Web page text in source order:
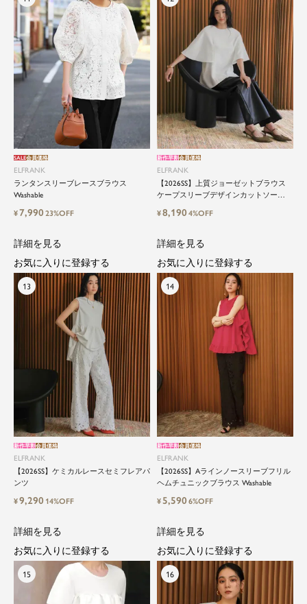
ELFRANK
ランタンスリーブレースブラウス
Washable
SALE会員価格
¥7,99023%OFF
ELFRANK
【2026SS】上質ジョーゼットブラウス
ケープスリーブデザインカットソー
新作早割会員価格
¥8,1904%OFF
ELFRANK
【2026SS】ケミカルレースセミフレアパ
ンツ
新作早割会員価格
¥9,290 14%OFF
詳細を見る
お気に入りに登録する
ELFRANK
【2026SS】Aラインノースリーブフリル
ヘムチュニックブラウス Washable
新作早割会員価格
¥5,5906%OFF
詳細を見る
お気に入りに登録する
詳細を見る
お気に入りに登録する
詳細を見る
お気に入りに登録する